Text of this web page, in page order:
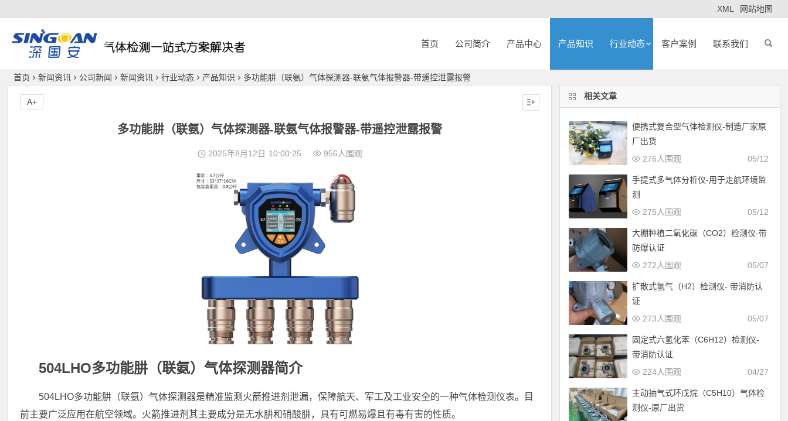
XML 网站地图
深国安
首页 公司简介 产品中心 产品知识 行业动态 客户案例 联系我们
首页 新闻资讯 公司新闻 新闻资讯 行业动态 产品知识 多功能肼（联氨）气体探测器-联氨气体报警器-带遥控泄露报警
多功能肼（联氨）气体探测器-联氨气体报警器-带遥控泄露报警
2025年8月12日 10:00:25 956人围观
504LHO多功能肼（联氨）气体探测器简介
504LHO多功能肼（联氨）气体探测器是精准监测火箭推进剂泄漏，保障航天、军工及工业安全的一种气体检测仪表。目
前主要广泛应用在航空领域。火箭推进剂其主要成分是无水肼和硝酸肼，具有可燃易爆且有毒有害的性质。
A+
相关文章
便携式复合型气体检测仪-制造厂家原
厂出货
05/12
276人围观
手提式多气体分析仪-用于走航环境监
测
05/12
275人围观
大棚种植二氧化碳（CO2）检测仪-带
防爆认证
05/07
272人围观
扩散式氢气（H2）检测仪- 带消防认
证
05/07
273人围观
固定式六氢化苯（C6H12）检测仪-
带消防认证
04/27
224人围观
主动抽气式环戊烷（C5H10）气体检
测仪-原厂出货